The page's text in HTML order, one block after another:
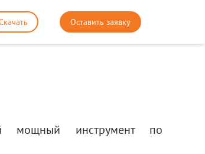
Оставить заявку
мощный инструмент по